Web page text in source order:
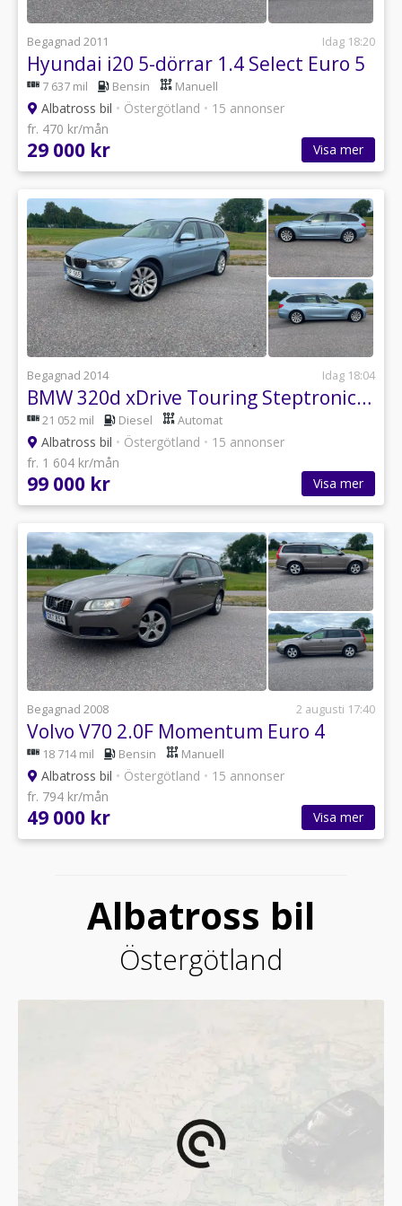
Begagnad 2011 Idag 18:20
Hyundai i20 5-dörrar 1.4 Select Euro 5
7 637 mil Bensin Manuell
Albatross bil • Östergötland • 15 annonser
fr. 470 kr/mån
29 000 kr Visa mer
Begagnad 2014 Idag 18:04
BMW 320d xDrive Touring Steptronic Luxury Line Euro 5 AUTOMAT
21 052 mil Diesel Automat
Albatross bil • Östergötland • 15 annonser
fr. 1 604 kr/mån
99 000 kr Visa mer
Begagnad 2008 2 augusti 17:40
Volvo V70 2.0F Momentum Euro 4
18 714 mil Bensin Manuell
Albatross bil • Östergötland • 15 annonser
fr. 794 kr/mån
49 000 kr Visa mer
Albatross bil
Östergötland